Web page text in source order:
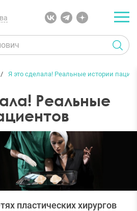
Я это сделала! Реальные истории
Реальные
пластических хирургов